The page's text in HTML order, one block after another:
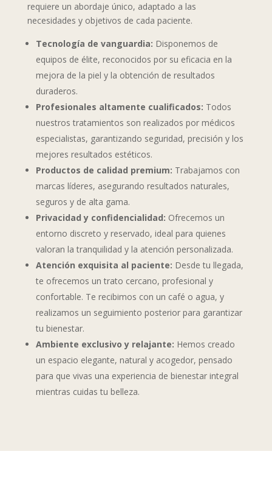
requiere un abordaje único, adaptado a las
necesidades y objetivos de cada paciente.
Tecnología de vanguardia: Disponemos de
equipos de élite, reconocidos por su eficacia en la
mejora de la piel y la obtención de resultados
duraderos.
Profesionales altamente cualificados: Todos
nuestros tratamientos son realizados por médicos
especialistas, garantizando seguridad, precisión y los
mejores resultados estéticos.
Productos de calidad premium: Trabajamos con
marcas líderes, asegurando resultados naturales,
seguros y de alta gama.
Privacidad y confidencialidad: Ofrecemos un
entorno discreto y reservado, ideal para quienes
valoran la tranquilidad y la atención personalizada.
Atención exquisita al paciente: Desde tu llegada,
te ofrecemos un trato cercano, profesional y
confortable. Te recibimos con un café o agua, y
realizamos un seguimiento posterior para garantizar
tu bienestar.
Ambiente exclusivo y relajante: Hemos creado
un espacio elegante, natural y acogedor, pensado
para que vivas una experiencia de bienestar integral
mientras cuidas tu belleza.